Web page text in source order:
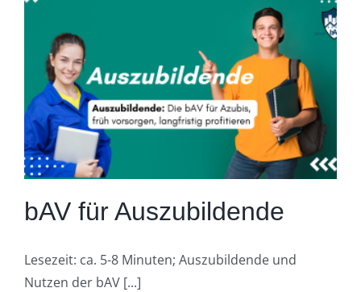
bAV für Auszubildende
Lesezeit: ca. 5-8 Minuten; Auszubildende und
Nutzen der bAV [...]